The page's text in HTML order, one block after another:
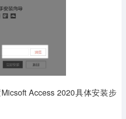
Access 2020具体安装步